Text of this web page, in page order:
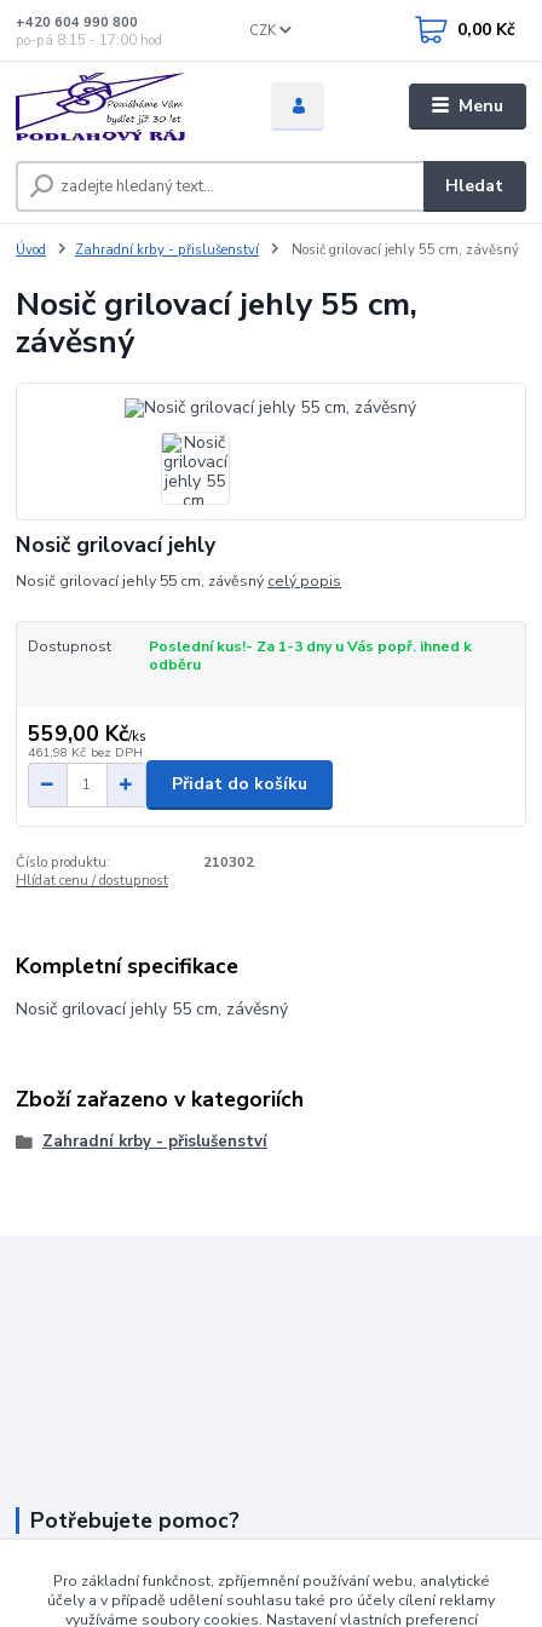
Menu
CZK
Hledat
+420 604 990 800
po-pá 8:15 - 17:00 hod
0,00 Kč
Úvod Zahradní krby - přislušenství Nosič grilovací jehly 55 cm, závěsný
Nosič grilovací jehly 55 cm,
závěsný
Nosič grilovací jehly
Nosič grilovací jehly 55 cm, závěsný celý popis
Dostupnost
Poslední kus!- Za 1-3 dny u Vás popř. ihned k
odběru
559,00 Kč/ks
461,98 Kč bez DPH
Přidat do košíku
Číslo produktu:
210302
Hlídat cenu / dostupnost
Kompletní specifikace
Nosič grilovací jehly 55 cm, závěsný
Zboží zařazeno v kategoriích
Zahradní krby - přislušenství
Potřebujete pomoc?
+420 604 990 800
po-pá 8:15 - 17:00 hod
Pro základní funkčnost, zpříjemnění používání webu, analytické
účely a v případě udělení souhlasu také pro účely cílení reklamy
využíváme soubory cookies. Nastavení vlastních preferencí